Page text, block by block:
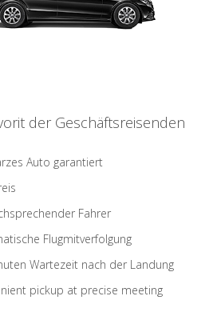
der Geschäftsreisenden
Auto garantiert
Fahrer
Flugmitverfolgung
Wartezeit nach der Landung
pickup at precise meeting